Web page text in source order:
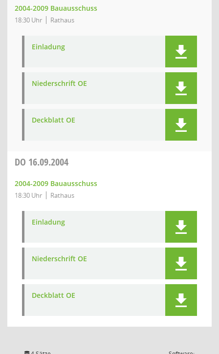
2004-2009 Bauausschuss
18:30 Uhr Rathaus
Einladung
Niederschrift OE
Deckblatt OE
DO 16.09.2004
2004-2009 Bauausschuss
18:30 Uhr Rathaus
Einladung
Niederschrift OE
Deckblatt OE